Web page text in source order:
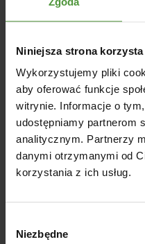
Niniejsza strona
Wykorzystujemy pliki
aby oferować funkcje
witrynie. Informacje o
udostępniamy partnerom
analitycznym. Partnerzy
danymi otrzymanymi od
korzystania z ich usług.
zgody
Niezbędne
Jak stosować olej z
oczyszczoną skórę,
mogły skutecznie
konkretne partie, od
oczu, aż po policzki
nałożyć kilka kropel
szyi i dekoltu, a
wmasować go w
wieczorem, w
doskonale.